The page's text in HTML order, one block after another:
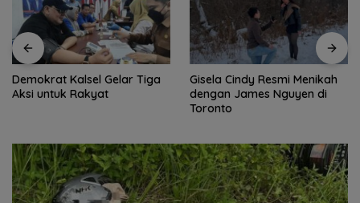
Demokrat Kalsel Gelar Tiga
Aksi untuk Rakyat
Gisela Cindy Resmi Menikah
dengan James Nguyen di
Toronto